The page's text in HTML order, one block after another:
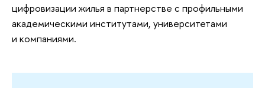
цифровизации жилья в партнерстве с профильными
академическими институтами, университетами
и компаниями.